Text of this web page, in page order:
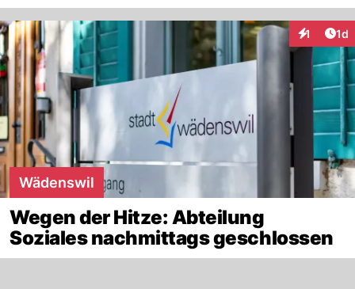
1 1d
Wädenswil
Wegen der Hitze: Abteilung
Soziales nachmittags geschlossen